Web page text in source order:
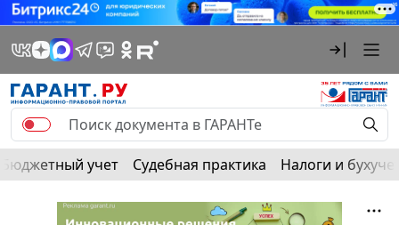
Бюджетный учет Судебная практика Налоги и